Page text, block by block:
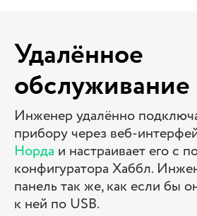
Удалённое
обслуживание
Инженер удалённо
прибору через веб-
Норда и настраивает его с
конфигуратора Хаббл.
панель так же, как если бы
к ней по USB.